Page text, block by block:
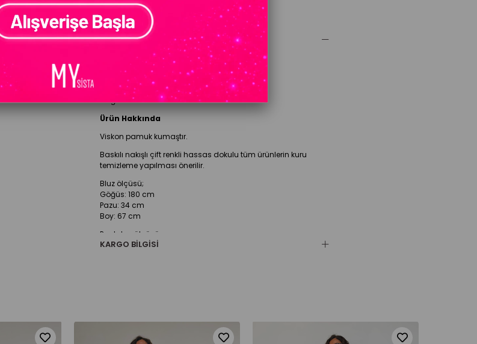
Gelince Haber Ver
ÜRÜN ÖZELLIKLERI
Model Bilgileri
Modelin Ölçüleri:
Boy:
1.67 cm Kilo: 50 kg
Göğüs: 90 cm Bel: 70 cm Basen: 93 cm
Ürün Hakkında
Viskon pamuk kumaştır.
Baskılı nakışlı çift renkli hassas dokulu tüm ürünlerin kuru
temizleme yapılması önerilir.
Bluz ölçüsü;
Göğüs: 180 cm
Pazu: 34 cm
Boy: 67 cm
Pantolon ölçüsü;
Bel: 134 cm
KARGO BILGISI